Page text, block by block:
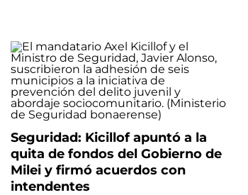
Seguridad: Kicillof apuntó a la
quita de fondos del Gobierno de
Milei y firmó acuerdos con
intendentes